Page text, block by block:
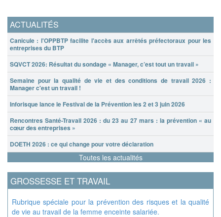
ACTUALITÉS
Canicule : l'OPPBTP facilite l'accès aux arrêtés préfectoraux pour les
entreprises du BTP
SQVCT 2026: Résultat du sondage « Manager, c’est tout un travail »
Semaine pour la qualité de vie et des conditions de travail 2026 :
Manager c'est un travail !
Inforisque lance le Festival de la Prévention les 2 et 3 juin 2026
Rencontres Santé-Travail 2026 : du 23 au 27 mars : la prévention « au
cœur des entreprises »
DOETH 2026 : ce qui change pour votre déclaration
Toutes les actualités
GROSSESSE ET TRAVAIL
Rubrique spéciale pour la prévention des risques et la qualité
de vie au travail de la femme enceinte salariée.